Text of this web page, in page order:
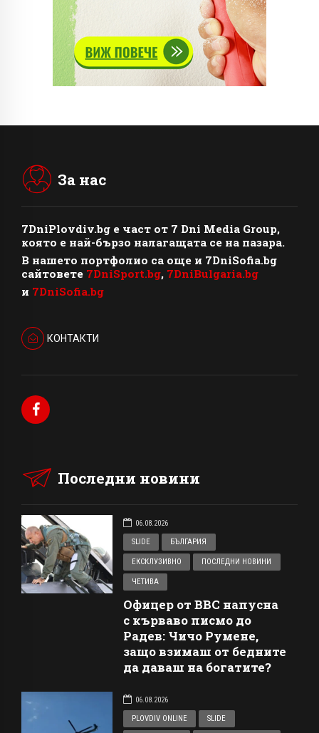
За нас
7DniPlovdiv.bg e част от 7 Dni Media Group,
която е най-бързо налагащата се на пазара.
В нашето портфолио са още и 7DniSofia.bg
сайтовете 7DniSport.bg, 7DniBulgaria.bg
и 7DniSofia.bg
КОНТАКТИ
Последни новини
06.08.2026
SLIDE
БЪЛГАРИЯ
ЕКСКЛУЗИВНО ПОСЛЕДНИ НОВИНИ
ЧЕТИВА
Офицер от ВВС напусна
с кърваво писмо до
Радев: Чичо Румене,
защо взимаш от бедните
да даваш на богатите?
06.08.2026
PLOVDIV ONLINE
SLIDE